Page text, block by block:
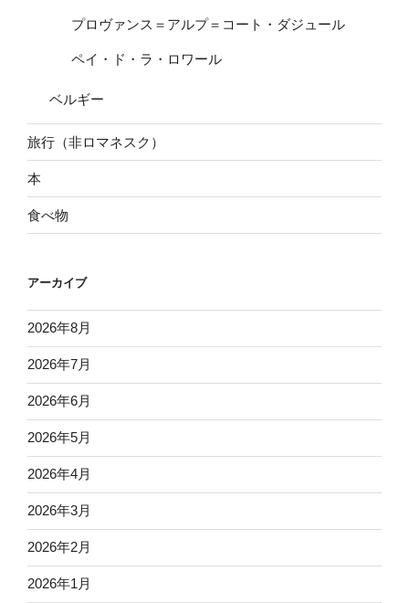
プロヴァンス＝アルプ＝コート・ダジュール
ペイ・ド・ラ・ロワール
ベルギー
旅行（非ロマネスク）
本
食べ物
アーカイブ
2026年8月
2026年7月
2026年6月
2026年5月
2026年4月
2026年3月
2026年2月
2026年1月